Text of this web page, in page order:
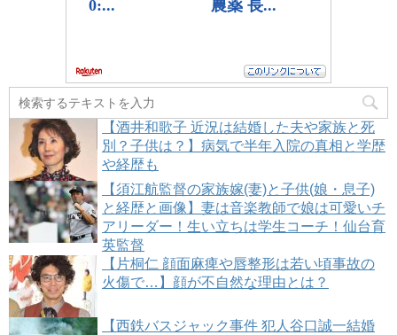
【酒井和歌子 近況は結婚した夫や家族と死
別？子供は？】病気で半年入院の真相と学歴
や経歴も
【須江航監督の家族嫁(妻)と子供(娘・息子)
と経歴と画像】妻は音楽教師で娘は可愛いチ
アリーダー！生い立ちは学生コーチ！仙台育
英監督
【片桐仁 顔面麻痺や唇整形は若い頃事故の
火傷で…】顔が不自然な理由とは？
【西鉄バスジャック事件 犯人谷口誠一結婚